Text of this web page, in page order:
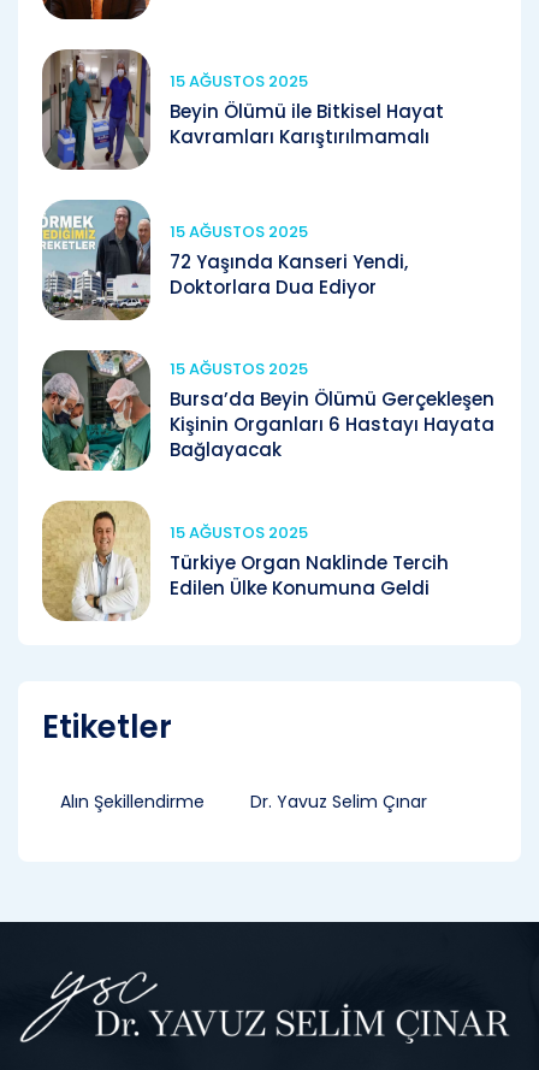
15 AĞUSTOS 2025
Beyin Ölümü ile Bitkisel Hayat
Kavramları Karıştırılmamalı
15 AĞUSTOS 2025
72 Yaşında Kanseri Yendi,
Doktorlara Dua Ediyor
15 AĞUSTOS 2025
Bursa’da Beyin Ölümü Gerçekleşen
Kişinin Organları 6 Hastayı Hayata
Bağlayacak
15 AĞUSTOS 2025
Türkiye Organ Naklinde Tercih
Edilen Ülke Konumuna Geldi
Etiketler
Alın Şekillendirme Dr. Yavuz Selim Çınar